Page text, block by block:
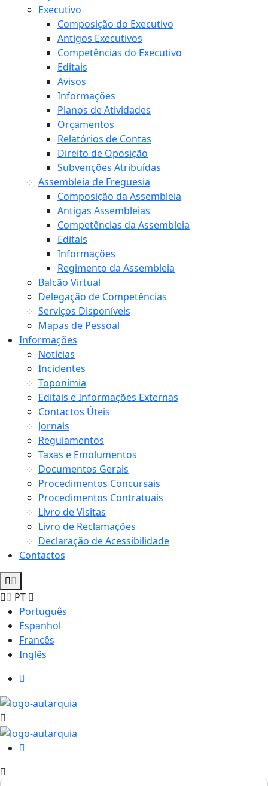
Executivo
Composição do Executivo
Antigos Executivos
Competências do Executivo
Editais
Avisos
Informações
Planos de Atividades
Orçamentos
Relatórios de Contas
Direito de Oposição
Subvenções Atribuídas
Assembleia de Freguesia
Composição da Assembleia
Antigas Assembleias
Competências da Assembleia
Editais
Informações
Regimento da Assembleia
Balcão Virtual
Delegação de Competências
Serviços Disponíveis
Mapas de Pessoal
Informações
Notícias
Incidentes
Toponímia
Editais e Informações Externas
Contactos Úteis
Jornais
Regulamentos
Taxas e Emolumentos
Documentos Gerais
Procedimentos Concursais
Procedimentos Contratuais
Livro de Visitas
Livro de Reclamações
Declaração de Acessibilidade
Contactos
PT
Português
Espanhol
Francês
Inglês